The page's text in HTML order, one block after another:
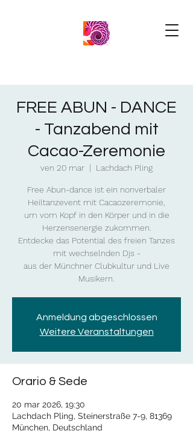
FREE ABUN - DANCE
- Tanzabend mit
Cacao-Zeremonie
ven 20 mar
  |
Lachdach Pling
Free Abun-dance ist ein nonverbaler
Heiltanzevent mit Cacaozeremonie,
um vom Kopf in den Körper und in die
Herzensenergie zukommen.
Entdecke das Potential des freien Tanzes
mit wechselnden Djs -
aus der Münchner Clubkultur und Live
Musikern.
Anmeldung abgeschlossen
Weitere Veranstaltungen
Orario & Sede
20 mar 2026, 19:30
Lachdach Pling, Steinerstraße 7-9, 81369
München, Deutschland